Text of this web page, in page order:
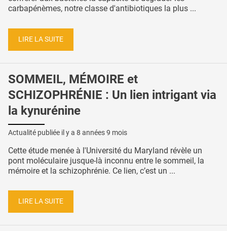
carbapénèmes, notre classe d'antibiotiques la plus ...
LIRE LA SUITE
SOMMEIL, MÉMOIRE et
SCHIZOPHRÉNIE : Un lien intrigant via
la kynurénine
Actualité publiée il y a 8 années 9 mois
Cette étude menée à l'Université du Maryland révèle un
pont moléculaire jusque-là inconnu entre le sommeil, la
mémoire et la schizophrénie. Ce lien, c’est un ...
LIRE LA SUITE